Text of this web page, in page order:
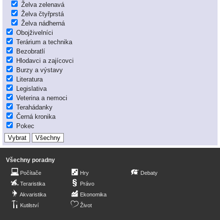
Želva zelenavá
Želva čtyřprstá
Želva nádherná
Obojživelníci
Terárium a technika
Bezobratlí
Hlodavci a zajícovci
Burzy a výstavy
Literatura
Legislativa
Veterina a nemoci
Terahádanky
Černá kronika
Pokec
Všechny poradny
Počítače
Teraristika
Akvaristika
Kutilství
Hry
Právo
Ekonomika
Život
Debaty